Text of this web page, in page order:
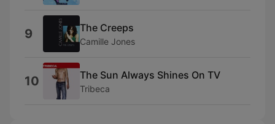
9 The Creeps
Camille Jones
10 The Sun Always Shines On TV
Tribeca